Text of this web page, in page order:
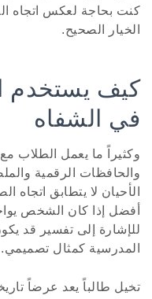
كنت بحاجة لعكس اتجاه
الخيار الصحيح.
كيف يستخدم
في الشفاه
وكثيراً ما يعمل الطلاب
والحافظات الرقمية
الأحيان لا يتطابق
أفضل إذا كان الشخص
للإشارة إلى تفسير قد
المدرسية كمثال تصميمي.
تخيل طالباً يعد عرضاً